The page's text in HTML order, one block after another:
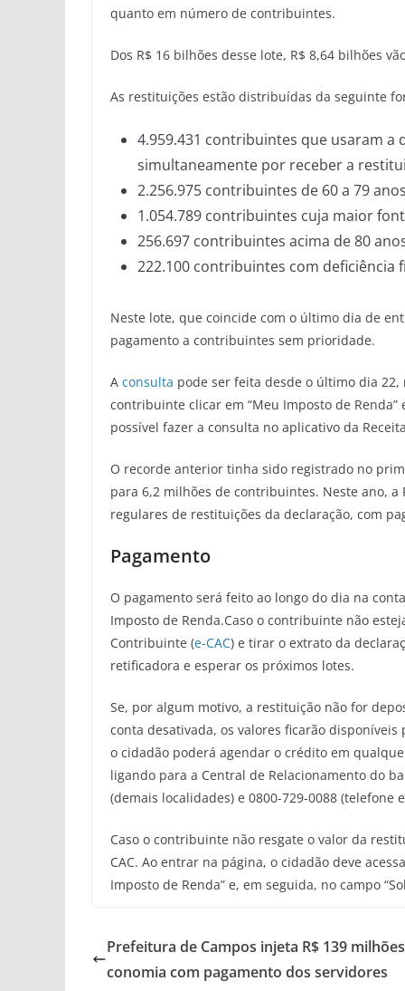
quanto em número de contribuintes.
Dos R$ 16 bilhões desse lote, R$ 8,64 bilhões
As restituições estão distribuídas da seguinte
4.959.431 contribuintes que usaram
simultaneamente por receber a
2.256.975 contribuintes de 60 a 79
1.054.789 contribuintes cuja maior
256.697 contribuintes acima de 80
222.100 contribuintes com deficiência
Neste lote, que coincide com o último dia de
pagamento a contribuintes sem prioridade.
A consulta pode ser feita desde o último dia 22,
contribuinte clicar em “Meu Imposto de Renda”
possível fazer a consulta no aplicativo da
O recorde anterior tinha sido registrado no
para 6,2 milhões de contribuintes. Neste ano,
regulares de restituições da declaração, com
Pagamento
O pagamento será feito ao longo do dia na
Imposto de Renda.Caso o contribuinte não
Contribuinte (e-CAC) e tirar o extrato da
retificadora e esperar os próximos lotes.
Se, por algum motivo, a restituição não for
conta desativada, os valores ficarão
o cidadão poderá agendar o crédito em
ligando para a Central de Relacionamento do
(demais localidades) e 0800-729-0088
Caso o contribuinte não resgate o valor da
CAC. Ao entrar na página, o cidadão deve
Imposto de Renda” e, em seguida, no campo
Prefeitura de Campos injeta R$ 139
conomia com pagamento dos servidores